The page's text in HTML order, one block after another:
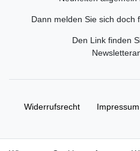
Dann melden Sie sich doch
Den Link finden
Widerrufs­recht Impressum